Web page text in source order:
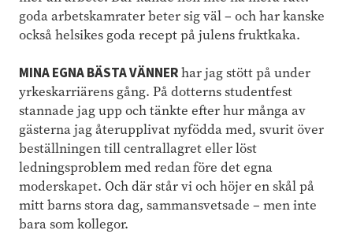
goda arbetskamrater beter sig väl – och har kanske
också helsikes goda recept på julens fruktkaka.
MINA EGNA BÄSTA VÄNNERhar jag stött på under
yrkeskarriärens gång. På dotterns studentfest
stannade jag upp och tänkte efter hur många av
gästerna jag återupplivat nyfödda med, svurit över
beställningen till centrallagret eller löst
ledningsproblem med redan före det egna
moderskapet. Och där står vi och höjer en skål på
mitt barns stora dag, sammansvetsade – men inte
bara som kollegor.